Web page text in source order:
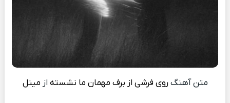
متن آهنگ روی فرشی از برف مهمان ما نشسته از مینل